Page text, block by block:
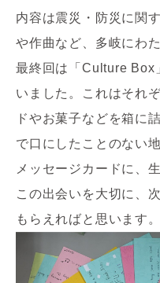
内容は震災・防災に関
や作曲など、 多岐にわ
最終回は「Culture Box
いました。
これはそれ
ドやお菓子などを箱に
で口にしたことのない
メッセージカードに、
この出会いを大切に、
もらえればと思います。